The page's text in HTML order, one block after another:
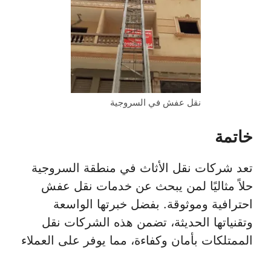
نقل عفش في السروجية
خاتمة
تعد شركات نقل الأثاث في منطقة السروجية
حلاً مثاليًا لمن يبحث عن خدمات نقل عفش
احترافية وموثوقة. بفضل خبرتها الواسعة
وتقنياتها الحديثة، تضمن هذه الشركات نقل
الممتلكات بأمان وكفاءة، مما يوفر على العملاء